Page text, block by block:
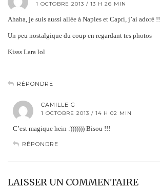
1 OCTOBRE 2013 / 13 H 26 MIN
Ahaha, je suis aussi allée à Naples et Capri, j’ai adoré !!
Un peu nostalgique du coup en regardant tes photos
Kisss Lara lol
RÉPONDRE
CAMILLE G
1 OCTOBRE 2013 / 14 H 02 MIN
C’est magique hein :))))))) Bisou !!!
RÉPONDRE
LAISSER UN COMMENTAIRE